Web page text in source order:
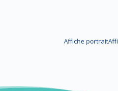
Affiche portrait